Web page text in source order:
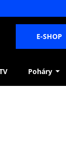
E-SHOP
Poháry